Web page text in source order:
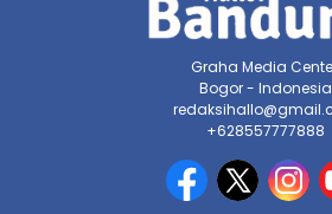
Graha Media
Bogor - Indonesia
+628557777888